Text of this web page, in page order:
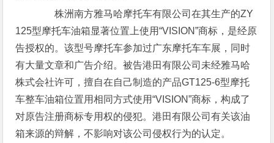
株洲南方雅马哈摩托车有限公司在其生产的ZY
125型摩托车油箱显著位置上使用“VISION”商标，是经原
告授权的。该型号摩托车参加过广东摩托车车展，同时
有大量文章和广告介绍。被告港田有限公司未经雅马哈
株式会社许可，擅自在自己制造的产品GT125-6型摩托
车整车油箱位置用相同方式使用“VISION”商标，构成了
对原告注册商标专用权的侵犯。港田有限公司有关该油
箱来源的辩解，不影响对该公司侵权行为的认定。